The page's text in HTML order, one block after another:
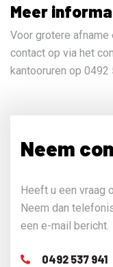
Meer
Voor grotere
contact op via het
kantooruren op 0492
Neem
Heeft u een vraag
Neem dan
een e-mail bericht.
0492 537 941